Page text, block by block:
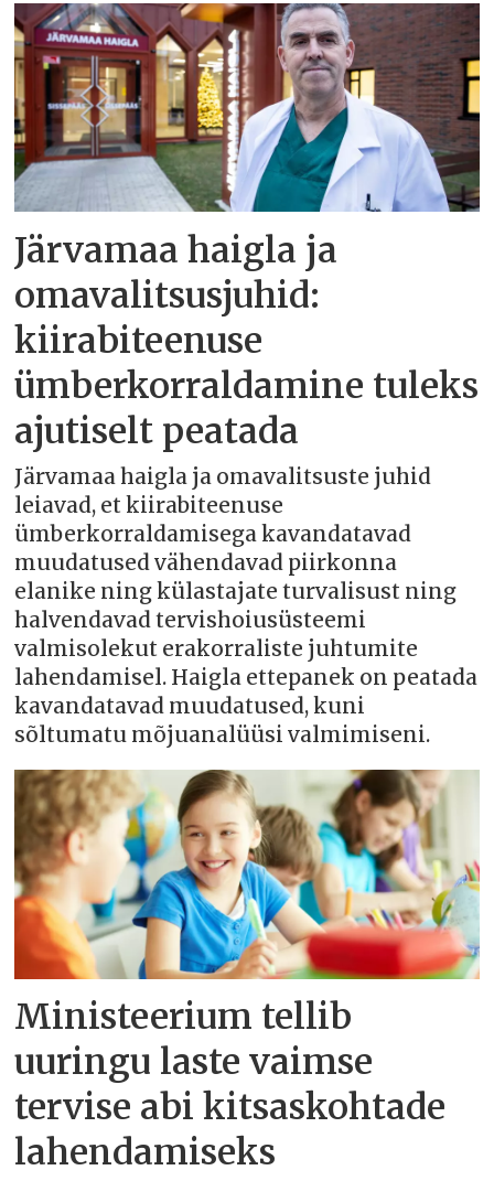
Järvamaa haigla ja
omavalitsusjuhid:
kiirabiteenuse
ümberkorraldamine tuleks
ajutiselt peatada
Järvamaa haigla ja omavalitsuste juhid
leiavad, et kiirabiteenuse
ümberkorraldamisega kavandatavad
muudatused vähendavad piirkonna
elanike ning külastajate turvalisust ning
halvendavad tervishoiusüsteemi
valmisolekut erakorraliste juhtumite
lahendamisel. Haigla ettepanek on peatada
kavandatavad muudatused, kuni
sõltumatu mõjuanalüüsi valmimiseni.
Ministeerium tellib
uuringu laste vaimse
tervise abi kitsaskohtade
lahendamiseks